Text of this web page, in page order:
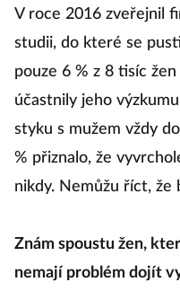
V roce 2016 zveřejnil
studii, do které se
pouze 6 % z 8 tisíc
účastnily jeho
styku s mužem vždy
% přiznalo, že
nikdy. Nemůžu říct, že
Znám spoustu žen,
nemají problém dojít